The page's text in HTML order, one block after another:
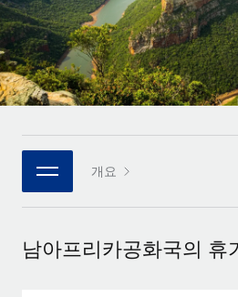
플랫폼
팀을 위한 통합된 핵심 HR 기능
연결 새로운
통합
핵심 비즈니스 도구로 프로세스를
전문가 상담
엔터프라이즈
대기업을 위한 글로벌 HR
REMOTE 파트너 되기
플랫폼에 글로벌 HR을 유연하게 통
Remote와의 파트너십 기회 탐색
Remote Build 곧 제공 예정
HR 용어집
체크리스트 및 템플릿
직무 설명 라이브러리
이벤트
급여 및 인재 인사이트
Italiano
Português (Portugal)
한국어
개요
남아프리카공화국의 휴